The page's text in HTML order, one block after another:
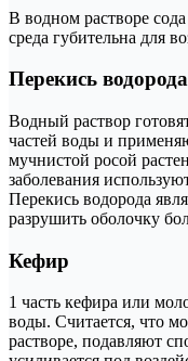
В водном растворе
среда губительна для
Перекись водорода
Водный раствор
частей воды и
мучнистой росой
заболевания
Перекись водорода
разрушить оболочку
Кефир
1 часть кефира или
воды. Считается, что
растворе, подавляют